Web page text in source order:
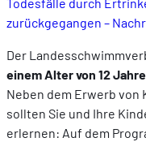
zurückgegangen –
Der
einem Alter von 12
Neben dem Erwerb
sollten Sie und Ihre
erlernen: Auf dem